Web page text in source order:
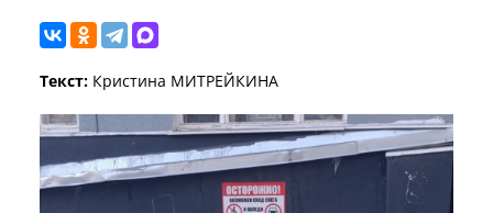
Текст: Кристина МИТРЕЙКИНА